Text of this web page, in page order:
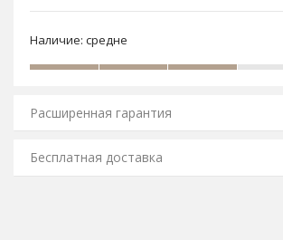
Наличие: средне
Расширенная гарантия
Бесплатная доставка